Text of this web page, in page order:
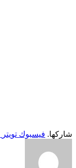
شاركها. فيسبوك تويتر